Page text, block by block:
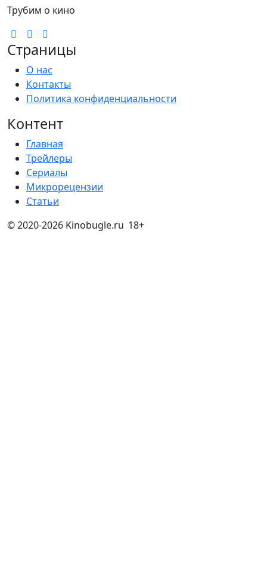
Трубим о кино
Страницы
О нас
Контакты
Политика конфиденциальности
Контент
Главная
Трейлеры
Сериалы
Микрорецензии
Статьи
© 2020-2026 Kinobugle.ru 18+